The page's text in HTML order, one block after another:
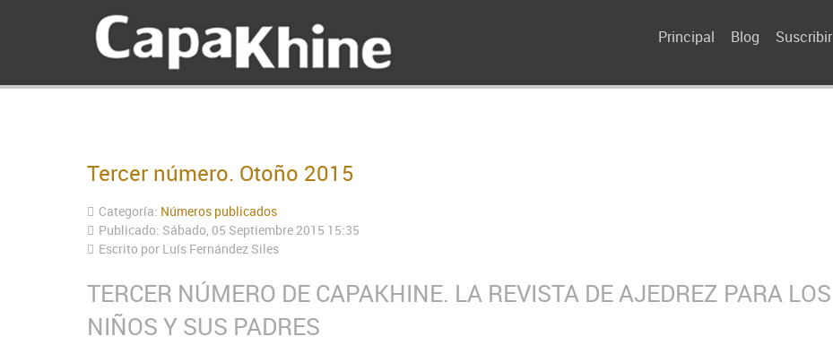
Principal Blog Suscribir
Tercer número. Otoño 2015
Categoría: Números publicados
Publicado: Sábado, 05 Septiembre 2015 15:35
Escrito por Luís Fernández Siles
TERCER NÚMERO DE CAPAKHINE. LA REVISTA DE AJEDREZ PARA LOS
NIÑOS Y SUS PADRES